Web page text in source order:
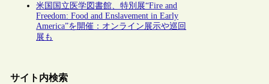
米国国立医学図書館、特別展“Fire and
Freedom: Food and Enslavement in Early
America”を開催：オンライン展示や巡回
展も
サイト内検索